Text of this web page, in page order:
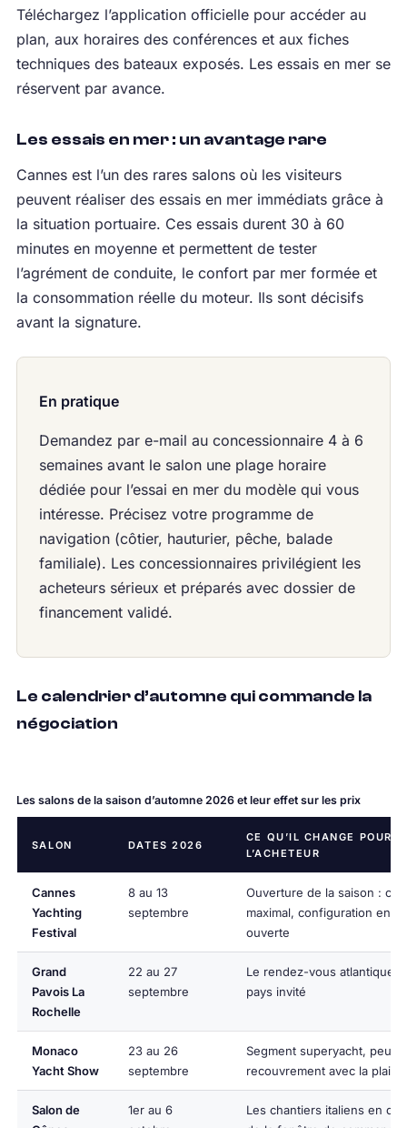
Téléchargez l’application officielle pour accéder au
plan, aux horaires des conférences et aux fiches
techniques des bateaux exposés. Les essais en mer se
réservent par avance.
Les essais en mer : un avantage rare
Cannes est l’un des rares salons où les visiteurs
peuvent réaliser des essais en mer immédiats grâce à
la situation portuaire. Ces essais durent 30 à 60
minutes en moyenne et permettent de tester
l’agrément de conduite, le confort par mer formée et
la consommation réelle du moteur. Ils sont décisifs
avant la signature.
En pratique
Demandez par e-mail au concessionnaire 4 à 6
semaines avant le salon une plage horaire
dédiée pour l’essai en mer du modèle qui vous
intéresse. Précisez votre programme de
navigation (côtier, hauturier, pêche, balade
familiale). Les concessionnaires privilégient les
acheteurs sérieux et préparés avec dossier de
financement validé.
Le calendrier d’automne qui commande la
négociation
Les salons de la saison d’automne 2026 et leur effet sur les prix
SALON DATES 2026
CE QU’IL CHANGE POUR
L’ACHETEUR
Cannes
Yachting
Festival
8 au 13
septembre
Ouverture de la saison :
maximal, configuration
ouverte
Grand
Pavois La
Rochelle
22 au 27
septembre
Le rendez-vous atlantique,
pays invité
Monaco
Yacht Show
23 au 26
septembre
Segment superyacht, peu
recouvrement avec la
Salon de
1er au 6
Les chantiers italiens en